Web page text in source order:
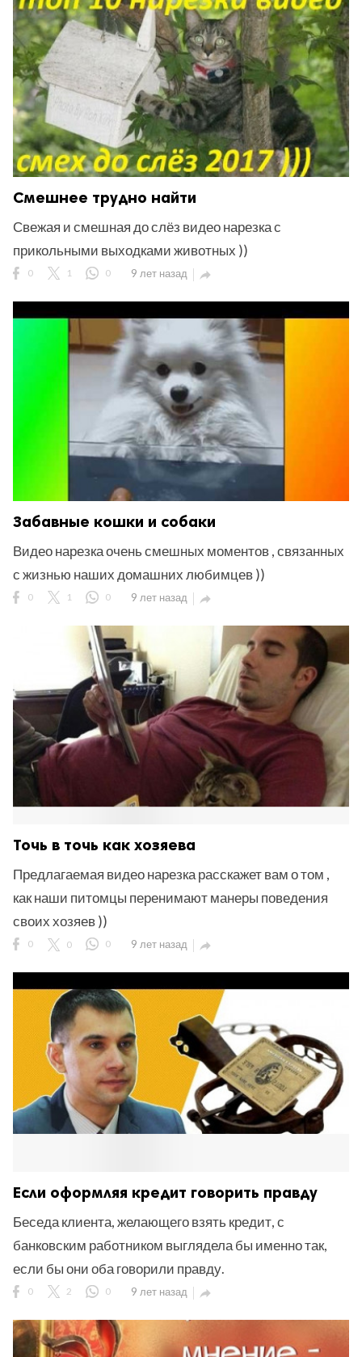
Смешнее трудно найти
Свежая и смешная до слёз видео нарезка с
прикольными выходками животных ))
0 1 0 9 лет назад 
Забавные кошки и собаки
Видео нарезка очень смешных моментов , связанных
с жизнью наших домашних любимцев ))
0 1 0 9 лет назад 
Точь в точь как хозяева
Предлагаемая видео нарезка расскажет вам о том ,
как наши питомцы перенимают манеры поведения
своих хозяев ))
0 0 0 9 лет назад 
Если оформляя кредит говорить правду
Беседа клиента, желающего взять кредит, с
банковским работником выглядела бы именно так,
если бы они оба говорили правду.
0 2 0 9 лет назад 